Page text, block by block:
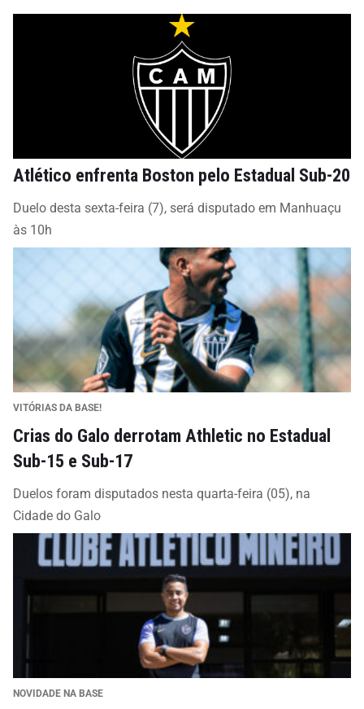
Atlético enfrenta Boston pelo Estadual Sub-20
Duelo desta sexta-feira (7), será disputado em Manhuaçu
às 10h
VITÓRIAS DA BASE!
Crias do Galo derrotam Athletic no Estadual
Sub-15 e Sub-17
Duelos foram disputados nesta quarta-feira (05), na
Cidade do Galo
NOVIDADE NA BASE